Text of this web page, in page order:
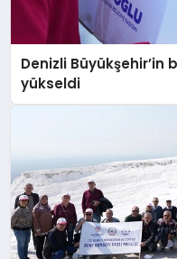
EKONOMI
MAGAZIN
Denizli
yükseldi